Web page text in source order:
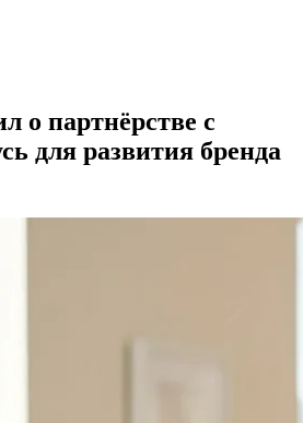
о партнёрстве с
для развития бренда